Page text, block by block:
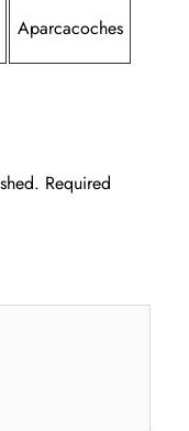
Aparcacoches
Required